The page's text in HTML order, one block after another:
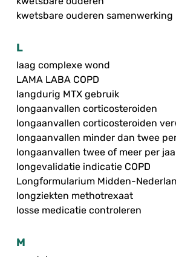
kwetsbare ouderen samenwerking
L
laag complexe wond
LAMA LABA COPD
langdurig MTX gebruik
longaanvallen corticosteroiden
longaanvallen corticosteroiden
longaanvallen minder dan twee
longaanvallen twee of meer per
longevalidatie indicatie COPD
Longformularium Midden-
longziekten methotrexaat
losse medicatie controleren
M